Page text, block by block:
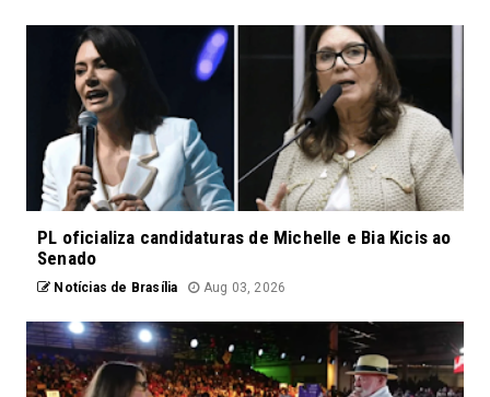
PL oficializa candidaturas de Michelle e Bia Kicis ao
Senado
Notícias de Brasília Aug 03, 2026